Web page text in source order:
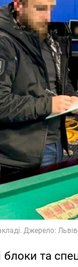
блоки та